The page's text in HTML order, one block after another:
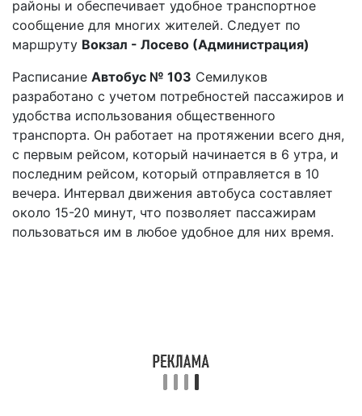
районы и обеспечивает удобное транспортное
сообщение для многих жителей. Следует по
маршруту Вокзал - Лосево (Администрация)
Расписание Автобус № 103 Семилуков
разработано с учетом потребностей пассажиров и
удобства использования общественного
транспорта. Он работает на протяжении всего дня,
с первым рейсом, который начинается в 6 утра, и
последним рейсом, который отправляется в 10
вечера. Интервал движения автобуса составляет
около 15-20 минут, что позволяет пассажирам
пользоваться им в любое удобное для них время.